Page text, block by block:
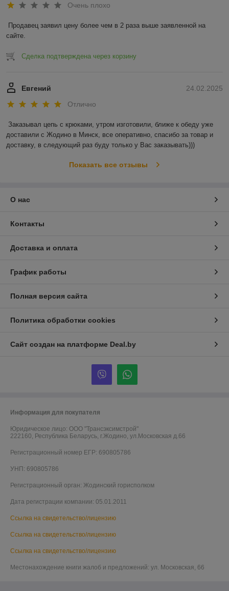
Очень плохо
Продавец заявил цену более чем в 2 раза выше заявленной на
сайте.
Сделка подтверждена через корзину
24.02.2025
Евгений
Отлично
Заказывал цепь с крюками, утром изготовили, ближе к обеду уже
доставили с Жодино в Минск, все оперативно, спасибо за товар и
доставку, в следующий раз буду только у Вас заказывать)))
Показать все отзывы
О нас
Контакты
Доставка и оплата
График работы
Полная версия сайта
Политика обработки cookies
Сайт создан на платформе Deal.by
Информация для покупателя
Юридическое лицо: ООО "Трансэксимстрой"
222160, Республика Беларусь, г.Жодино, ул.Московская д.66
Регистрационный номер ЕГР: 690805786
УНП: 690805786
Регистрационный орган: Жодинский горисполком
Дата регистрации компании: 05.01.2011
Ссылка на свидетельство/лицензию
Ссылка на свидетельство/лицензию
Ссылка на свидетельство/лицензию
Местонахождение книги жалоб и предложений: ул. Московская, 66